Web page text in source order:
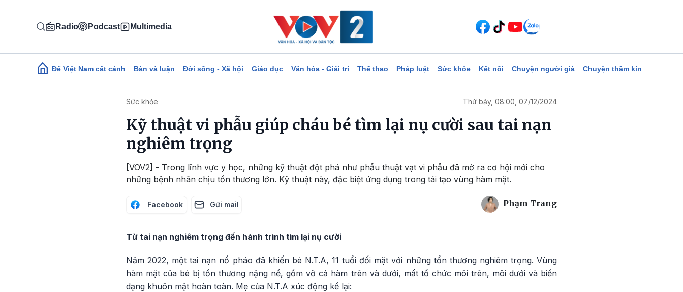
Radio Podcast Multimedia
Main navigation
Để Việt Nam cất cánh Bàn và luận Đời sống - Xã hội Giáo dục Văn hóa - Giải trí Thể thao Pháp luật Sức khỏe Kết nối Chuyện người già Chuyện thầm kín
Sức khỏe Thứ bảy, 08:00, 07/12/2024
Kỹ thuật vi phẫu giúp cháu bé tìm lại nụ cười sau tai nạn
nghiêm trọng
[VOV2] - Trong lĩnh vực y học, những kỹ thuật đột phá như phẫu thuật vạt vi phẫu đã mở ra cơ hội mới cho
những bệnh nhân chịu tổn thương lớn. Kỹ thuật này, đặc biệt ứng dụng trong tái tạo vùng hàm mặt.
Facebook Gửi mail Phạm Trang
Từ tai nạn nghiêm trọng đến hành trình tìm lại nụ cười
Năm 2022, một tai nạn nổ pháo đã khiến bé N.T.A, 11 tuổi đối mặt với những tổn thương nghiêm trọng. Vùng
hàm mặt của bé bị tổn thương nặng nề, gồm vỡ cả hàm trên và dưới, mất tổ chức môi trên, môi dưới và biến
dạng khuôn mặt hoàn toàn. Mẹ của N.T.A xúc động kể lại: